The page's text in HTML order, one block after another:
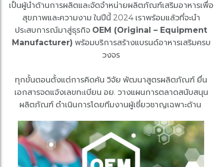
เป็นผู้นำด้านการผลิตและจัดจำหน่ายผลิตภัณฑ์เสริมอาหารเพื่อ
สุขภาพและความงาม ในปีนี้ 2024 เราพร้อมแล้วที่จะนำ
ประสบการณ์มาสู่ธุรกิจ OEM (Original – Equipment
Manufacturer) พร้อมบริการสร้างแบรนด์อาหารเสริมครบ
วงจร
ทุกขั้นตอนตั้งแต่การคิดค้น วิจัย พัฒนาสูตรผลิตภัณฑ์ ยื่น
เอกสารจดแจ้งเลขทะเบียน อย. วางแผนการตลาดสนับสนุน
ผลิตภัณฑ์ ดำเนินการโดยทีมงานผู้เชี่ยวชาญเฉพาะด้าน